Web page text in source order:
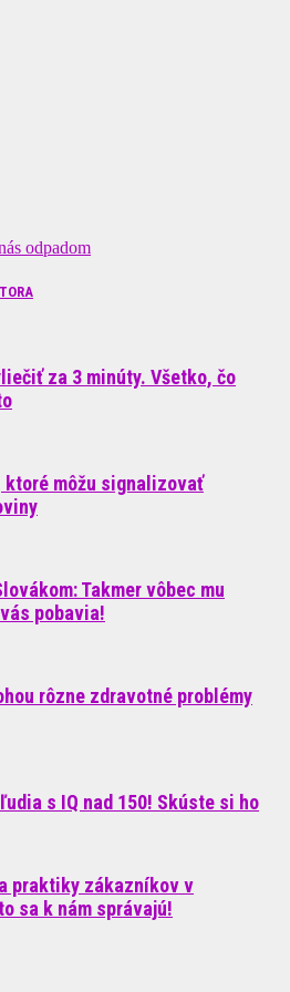
odpadom
za 3 minúty. Všetko, čo
môžu signalizovať
Takmer vôbec mu
pobavia!
rôzne zdravotné problémy
s IQ nad 150! Skúste si ho
praktiky zákazníkov v
sa k nám správajú!